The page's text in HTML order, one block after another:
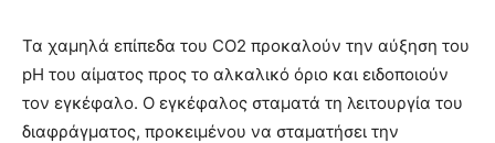
Τα χαμηλά επίπεδα του CO2 προκαλούν την αύξηση του
pH του αίματος προς το αλκαλικό όριο και ειδοποιούν
τον εγκέφαλο. Ο εγκέφαλος σταματά τη λειτουργία του
διαφράγματος, προκειμένου να σταματήσει την